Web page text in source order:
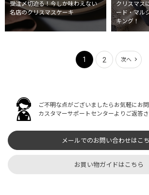
受注〆切迫る！今しか味わえない
名店のクリスマスケーキ
クリスマス
ード・マル
キング！
1 2 次へ
ご不明な点がございましたらお気軽にお問
カスタマーサポートセンターよりご返答さ
メールでのお問い合わせはこ
お買い物ガイドはこちら